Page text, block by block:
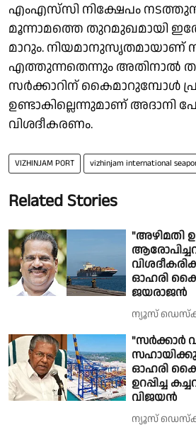
എംഎസ്‌സി നിക്ഷേപം
മൂന്നാമത്തെ തുറമുഖമായി
മാറും. നിയമാനുസൃതമായാണ്
എത്തുന്നതെന്നും അതിനാൽ
സർക്കാറിന് കൈമാറുമ്പോൾ
ഉണ്ടാകില്ലെന്നുമാണ് അദാനി
വിശദീകരണം.
VIZHINJAM PORT vizhinjam international
Related Stories
"അഴിമതി
ഓഹരി
ജയരാജൻ
ന്യൂസ്
"സർക്കാർ
ഓഹരി
ഉറപ്പിച്ച
വിജയൻ
ന്യൂസ്